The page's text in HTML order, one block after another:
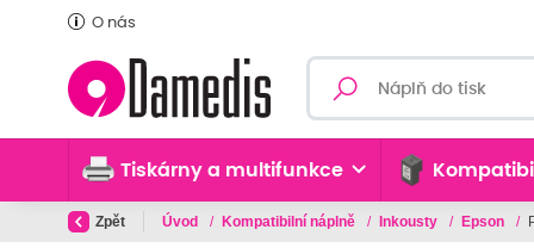
O nás
Tiskárny a multifunkce
Zpět Úvod / Kompatibilní náplně / Inkousty / Epson /